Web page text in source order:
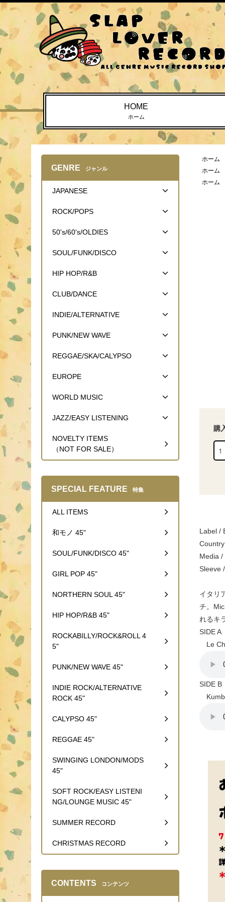
HOME
ホーム
ホーム
ホーム
ホーム
購
Label /
Media /
Sleeve
イタリ
チ。
れるキ
SIDE A
Le
SIDE B
GENRE ジャンル
JAPANESE
ROCK/POPS
50's/60's/OLDIES
SOUL/FUNK/DISCO
HIP HOP/R&B
CLUB/DANCE
INDIE/ALTERNATIVE
PUNK/NEW WAVE
REGGAE/SKA/CALYPSO
EUROPE
WORLD MUSIC
JAZZ/EASY LISTENING
NOVELTY ITEMS
（NOT FOR SALE）
SPECIAL FEATURE 特集
ALL ITEMS
和モノ 45"
SOUL/FUNK/DISCO 45"
GIRL POP 45"
NORTHERN SOUL 45"
HIP HOP/R&B 45"
ROCKABILLY/ROCK&ROLL 4
5"
PUNK/NEW WAVE 45"
INDIE ROCK/ALTERNATIVE
ROCK 45"
CALYPSO 45"
REGGAE 45"
SWINGING LONDON/MODS
45"
SOFT ROCK/EASY LISTENI
NG/LOUNGE MUSIC 45"
SUMMER RECORD
CHRISTMAS RECORD
CONTENTS コンテンツ